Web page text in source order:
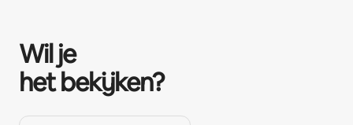
Wil je
het bekijken?